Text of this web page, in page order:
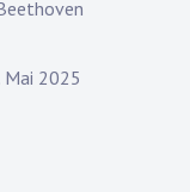
2025